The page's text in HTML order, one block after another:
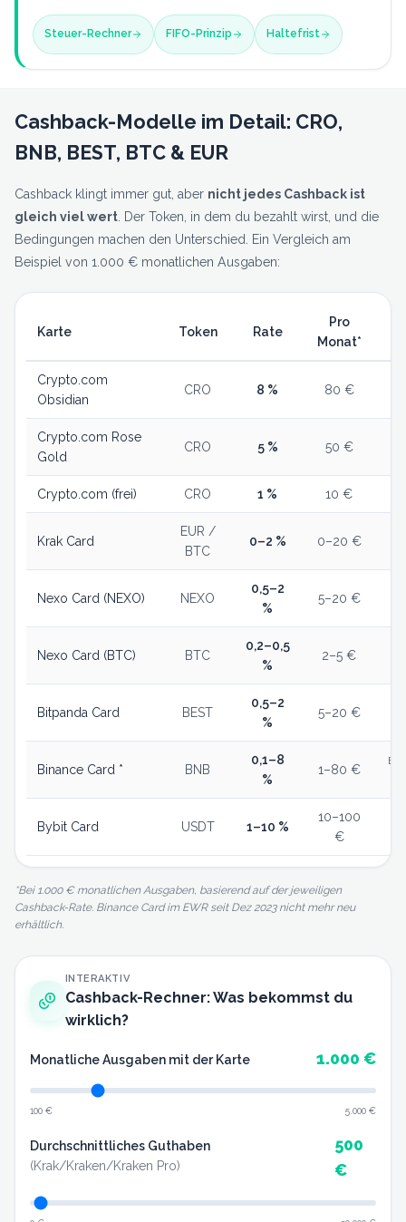
Steuer-Rechner FIFO-Prinzip Haltefrist
Cashback-Modelle im Detail: CRO,
BNB, BEST, BTC & EUR
Cashback klingt immer gut, aber nicht jedes Cashback ist
gleich viel wert . Der Token, in dem du bezahlt wirst, und die
Bedingungen machen den Unterschied. Ein Vergleich am
Beispiel von 1.000 € monatlichen Ausgaben:
Karte Token Rate
Pro
Monat*
Crypto.com
Obsidian
CRO 8 % 80 €
Crypto.com Rose
Gold
CRO 5 % 50 €
Crypto.com (frei) CRO 1 % 10 €
Krak Card
EUR /
BTC
0–2 % 0–20 €
Nexo Card (NEXO) NEXO
0,5–2
%
5–20 €
Nexo Card (BTC) BTC
0,2–0,5
%
2–5 €
Bitpanda Card BEST
0,5–2
%
5–20 €
Binance Card * BNB
0,1–8
%
1–80 €
Bybit Card USDT 1–10 %
10–100
€
*Bei 1.000 € monatlichen Ausgaben, basierend auf der jeweiligen
Cashback-Rate. Binance Card im EWR seit Dez 2023 nicht mehr neu
erhältlich.
INTERAKTIV
Cashback-Rechner: Was bekommst du
wirklich?
Monatliche Ausgaben mit der Karte 1.000 €
100 € 5.000 €
Durchschnittliches Guthaben
(Krak/Kraken/Kraken Pro)
500
€